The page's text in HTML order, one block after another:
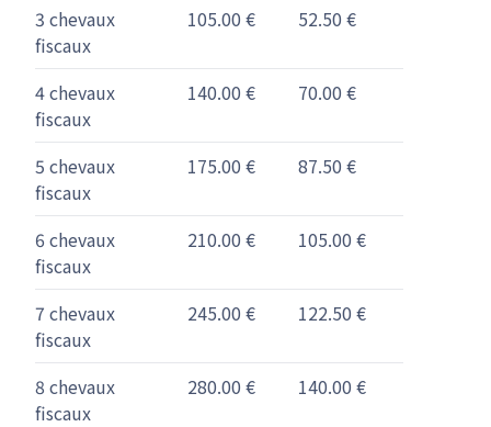
3 chevaux
fiscaux
105.00 € 52.50 €
4 chevaux
fiscaux
140.00 € 70.00 €
5 chevaux
fiscaux
175.00 € 87.50 €
6 chevaux
fiscaux
210.00 € 105.00 €
7 chevaux
fiscaux
245.00 € 122.50 €
8 chevaux
fiscaux
280.00 € 140.00 €